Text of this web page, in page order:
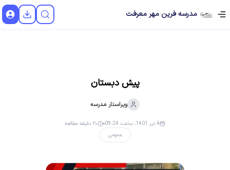
مدرسه فرین مهر معرفت
پیش دبستان
ویراستار مدرسه
عمومی
4 تیر 1401، ساعت 09:24 ۲۰ دقیقه مطالعه